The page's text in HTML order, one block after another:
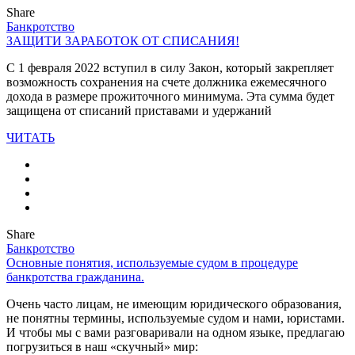
Share
Банкротство
ЗАЩИТИ ЗАРАБОТОК ОТ СПИСАНИЯ!
С 1 февраля 2022 вступил в силу Закон, который закрепляет
возможность сохранения на счете должника ежемесячного
дохода в размере прожиточного минимума. Эта сумма будет
защищена от списаний приставами и удержаний
ЧИТАТЬ
Share
Банкротство
Основные понятия, используемые судом в процедуре
банкротства гражданина.
Очень часто лицам, не имеющим юридического образования,
не понятны термины, используемые судом и нами, юристами.
И чтобы мы с вами разговаривали на одном языке, предлагаю
погрузиться в наш «скучный» мир: